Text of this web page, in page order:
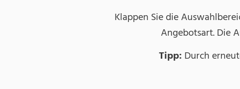
Klappen Sie die
Angebotsart. Die
Tipp: Durch